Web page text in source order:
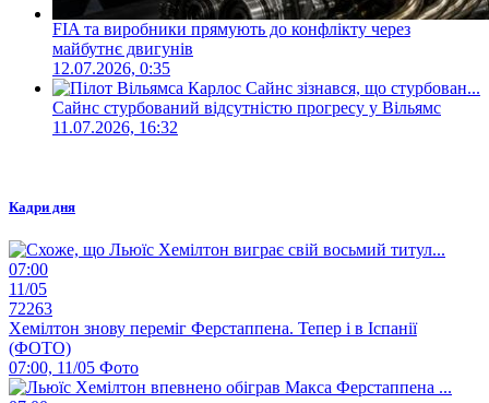
FIA та виробники прямують до конфлікту через
майбутнє двигунів
12.07.2026, 0:35
Сайнс стурбований відсутністю прогресу у Вільямс
11.07.2026, 16:32
Кадри дня
07:00
11/05
72263
Хемілтон знову переміг Ферстаппена. Тепер і в Іспанії
(ФОТО)
07:00, 11/05 Фото